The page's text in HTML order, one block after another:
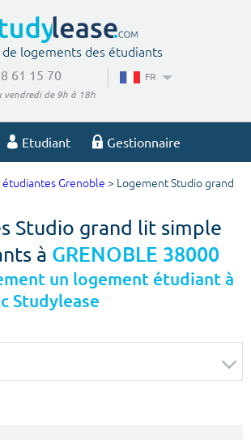
logements des étudiants
61 15 70
vendredi de 9h à 18h
FR
Etudiant Gestionnaire
Votre recherche
€
Budget max
€
Surface max
étudiantes Grenoble > Logement Studio grand
Studio grand lit simple
à GRENOBLE 38000
un logement étudiant à
Studylease